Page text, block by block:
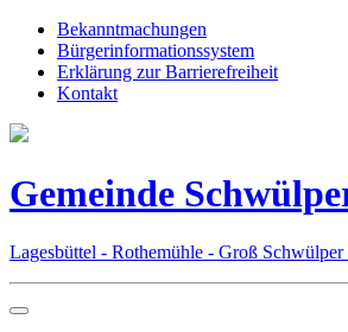
Bekanntmachungen
Bürgerinformationssystem
Erklärung zur Barrierefreiheit
Kontakt
Gemeinde
Lagesbüttel - Rothemühle - Groß Schwülper